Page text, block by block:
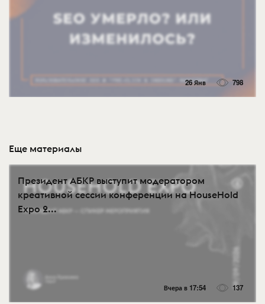
26 Янв 798
Еще материалы
Президент АБКР выступит модератором
креативной сессии конференции на HouseHold
Expo 2...
Вчера в 17:54 137